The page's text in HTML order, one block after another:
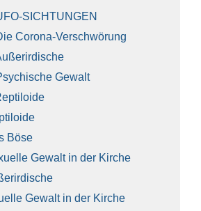
SICH­TUN­GEN
Coro­na-Ver­schwö­rung
Gewalt
Böse
Gewalt in der Kir­che
Gewalt in der Kir­che